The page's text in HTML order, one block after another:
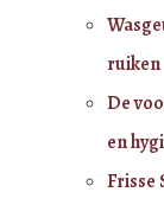
ruiken
De
en
Frisse